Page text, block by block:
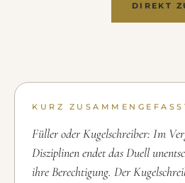
DIREKT
KURZ
Füller oder Kugelschreiber: Im
Disziplinen endet das Duell
ihre Berechtigung. Der